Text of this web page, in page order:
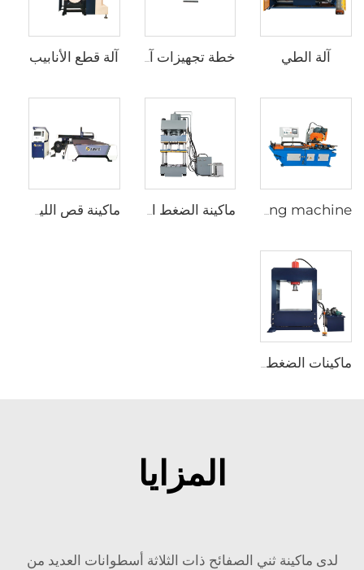
آلة الطي خطة تجهيزات آلة القص (2 × 1300 CTL (8T)) (عملية فك وتسوية وقص) آلة قطع الأنابيب
المزايا
لدى ماكينة ثني الصفائح ذات الثلاثة أسطوانات العديد من